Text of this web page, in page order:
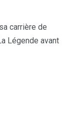
carrière de
Légende avant